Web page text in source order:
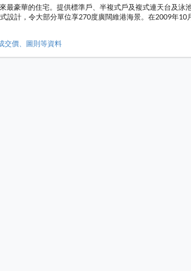
最豪華的住宅。提供標準戶、半複式戶及複式連天台及泳
設計，令大部分單位享270度廣闊維港海景。在2009年10
交價、圖則等資料